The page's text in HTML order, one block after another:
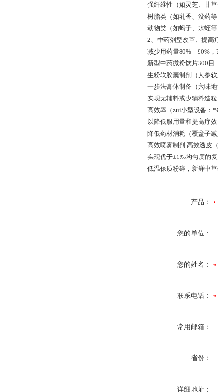
强纤维性（如灵芝、
树脂类（如乳香、没
动物类（如蝎子、水蛭
2、中药剂型改革、提高
减少用药量80%—90%，
新型中药微粉饮
生粉软胶囊制剂（人参
一步法膏体制备（六
实现无辅料或少辅料
高效率（zui小型设备：*
以降低服用量和提高疗
降低药材消耗（覆盆子
高效喷雾制剂 高效透皮
实现优于±1‰均匀度的
低温保质粉碎，新鲜中
产品：
您的单位：
您的姓名：
联系电话：
常用邮箱：
省份：
详细地址：